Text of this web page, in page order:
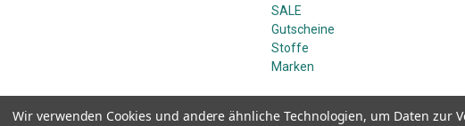
SALE
Gutscheine
Stoffe
Marken
Bereitgestellt vonBigCommerce
Wir verwenden Cookies und andere ähnliche Technologien, um Daten zur